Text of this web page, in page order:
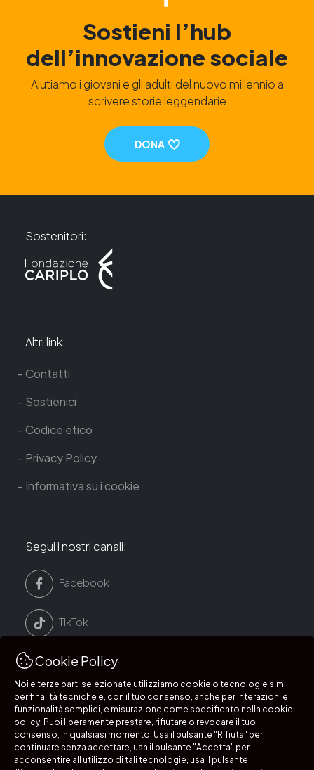
Sostieni l’hub
dell’innovazione sociale
Aiutiamo i giovani e gli adulti del nuovo millennio a
scrivere storie leggendarie
DONA
Sostenitori:
Altri link:
Contatti
Sostienici
Codice etico
Privacy Policy
Informativa su i cookie
Segui i nostri canali:
Facebook
TikTok
LinkedIn
Instagram
Cookie Policy
Noi e terze parti selezionate utilizziamo cookie o tecnologie simili
per finalità tecniche e, con il tuo consenso, anche per interazioni e
funzionalità semplici, e misurazione come specificato nella cookie
policy. Puoi liberamente prestare, rifiutare o revocare il tuo
consenso, in qualsiasi momento. Usa il pulsante "Rifiuta" per
continuare senza accettare, usa il pulsante "Accetta" per
acconsentire all utilizzo di tali tecnologie, usa il pulsante